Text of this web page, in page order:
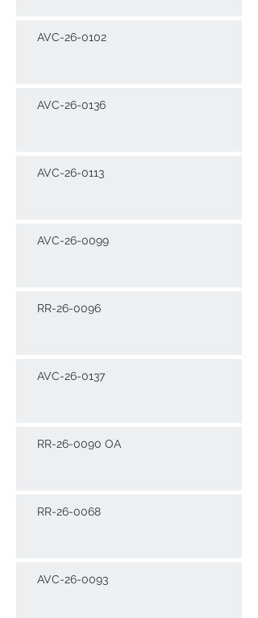
AVC-26-0102
AVC-26-0136
AVC-26-0113
AVC-26-0099
RR-26-0096
AVC-26-0137
RR-26-0090 OA
RR-26-0068
AVC-26-0093